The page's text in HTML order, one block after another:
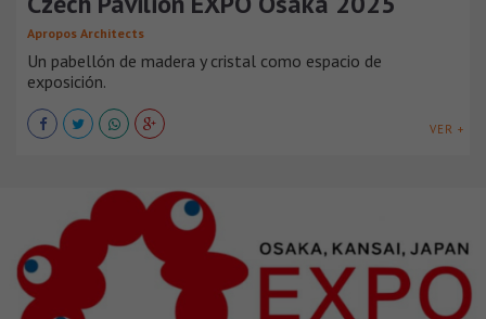
Apropos Architects
Un pabellón de madera y cristal como espacio de
exposición.
VER +